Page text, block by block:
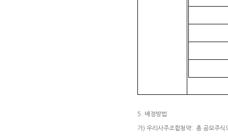
5. 배정방법
가) 우리사주조합청약: 총 공모주